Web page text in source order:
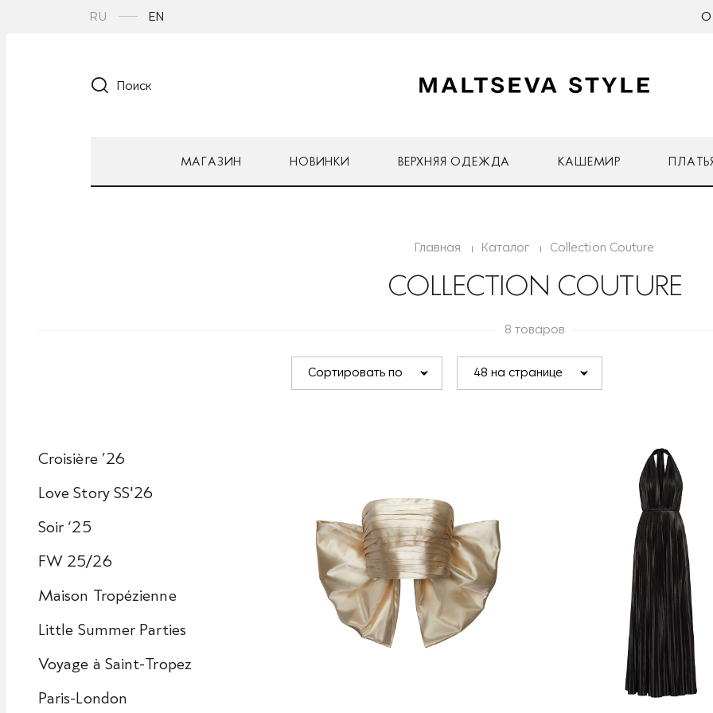
RU EN О
Поиск
МАГАЗИН НОВИНКИ ВЕРХНЯЯ ОДЕЖДА КАШЕМИР
Главная Каталог Collection Couture
COLLECTION COUTURE
8 товаров
Croisière ’26
Love Story SS'26
Soir ‘25
FW 25/26
Maison Tropézienne
Little Summer Parties
Voyage à Saint-Tropez
Paris-London
Сортировать по 48 на странице